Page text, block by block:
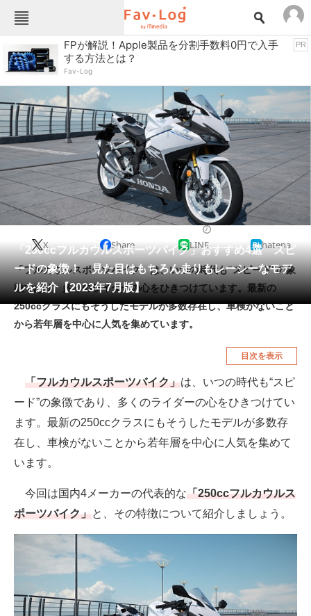
Fav-Logカテゴリー一覧
TOP
インテリア・収納 おもちゃ・ホビー
カメラ キッチン家電
キッチン用品 ゲーム
コンテンツ・サービス スイーツ・お菓子
スポーツ・レジャー スマホ・携帯電話
パソコン・タブレット ファッション
ペット 家電
工具・DIY 本・DVD・CD
生活家電 生活用品
空調・季節家電 美容・コスメ
釣り具・釣り用品 食品・飲料・お酒
メディア
ITの今と未来を見通す
スマホと通信の最新トレンド
進化するPCとデバイスの未来
好きが集まる 比べて選べる
FPが解説！Apple製品を分割手数料0円で入手
する方法とは？
Fav-Log
PR
「250ccフルカウルスポーツバイク」おすすめ4選 スピ
ードの象徴！ 見た目はもちろん走りもレーシーなモデ
ルを紹介【2023年7月版】
X Share LINE hatena
「フルカウルスポーツバイク」は、いつの時代も“スピード”の象
徴であり、多くのライダーの心をひきつけています。最新の
250ccクラスにもそうしたモデルが多数存在し、車検がないこと
から若年層を中心に人気を集めています。
目次を表示
「フルカウルスポーツバイク」は、いつの時代も“スピ
ード”の象徴であり、多くのライダーの心をひきつけてい
ます。最新の250ccクラスにもそうしたモデルが多数存
在し、車検がないことから若年層を中心に人気を集めて
います。
今回は国内4メーカーの代表的な「250ccフルカウルス
ポーツバイク」と、その特徴について紹介しましょう。